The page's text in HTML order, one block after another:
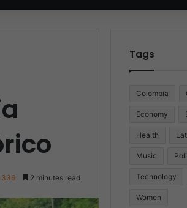
336 2 minutes read
Tags
Colombia
Economy
Health
Music
Technology
Women